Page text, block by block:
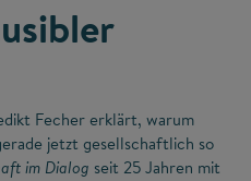
Fecher erklärt, warum
jetzt gesellschaftlich so
im Dialog seit 25 Jahren mit